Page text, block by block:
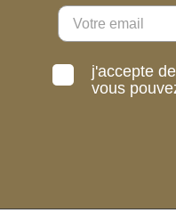
j'accepte
vous